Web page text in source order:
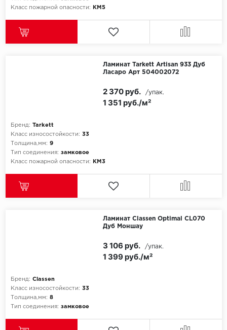
Класс пожарной опасности:
КМ5
Ламинат Tarkett Artisan 933 Дуб
Ласаро Арт 504002072
Бренд: Tarkett
Класс износостойкости: 33
Толщина,мм: 9
Тип соединения: замковое
Класс пожарной опасности:
КМ3
1 351 руб./м²
2 370 руб. /упак.
Ламинат Classen Optimal CL070
Дуб Моншау
Бренд: Classen
Класс износостойкости: 33
Толщина,мм: 8
Тип соединения: замковое
1 399 руб./м²
3 106 руб. /упак.